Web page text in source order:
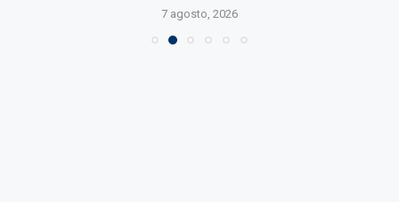
7 agosto, 2026